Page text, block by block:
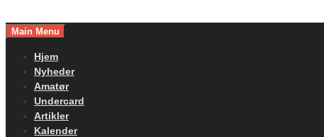
toMain Menu
Hjem
Nyheder
Amatør
Undercard
Artikler
Kalender